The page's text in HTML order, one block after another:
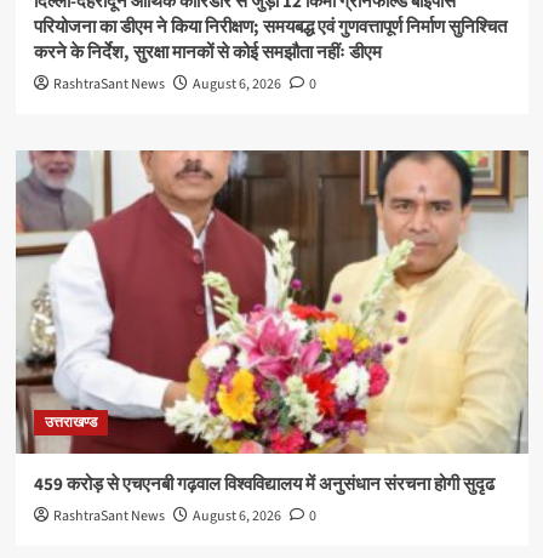
परियोजना का डीएम ने किया निरीक्षण; समयबद्ध एवं गुणवत्तापूर्ण निर्माण सुनिश्चित
करने के निर्देश, सुरक्षा मानकों से कोई समझौता नहींः डीएम
RashtraSant News August 6, 2026 0
उत्तराखण्ड
459 करोड़ से एचएनबी गढ़वाल विश्वविद्यालय में अनुसंधान संरचना होगी सुदृढ
RashtraSant News August 6, 2026 0